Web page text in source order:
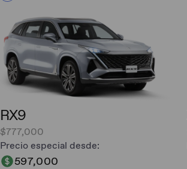
RX9
$777,000
Precio especial desde:
597,000